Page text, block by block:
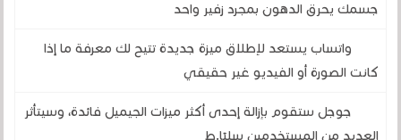
جسمك يحرق الدهون بمجرد زفير واحد
واتساب يستعد لإطلاق ميزة جديدة تتيح لك معرفة ما إذا
كانت الصورة أو الفيديو غير حقيقي
جوجل ستقوم بإزالة إحدى أكثر ميزات الجيميل فائدة، وسيتأثر
العديد من المستخدمين سلبًا.ط